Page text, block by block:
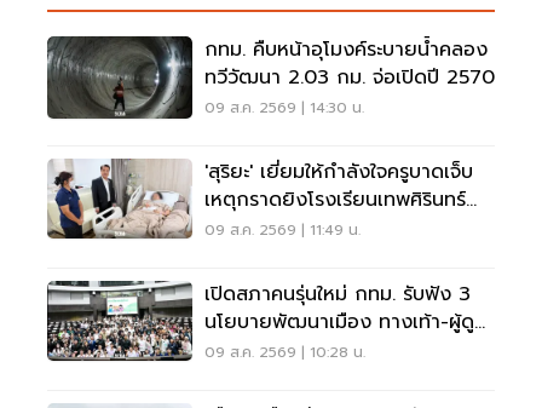
กทม. คืบหน้าอุโมงค์ระบายน้ำคลอง
ทวีวัฒนา 2.03 กม. จ่อเปิดปี 2570
09 ส.ค. 2569 | 14:30 น.
'สุริยะ' เยี่ยมให้กำลังใจครูบาดเจ็บ
เหตุกราดยิงโรงเรียนเทพศิรินทร์
นนทบุรี
09 ส.ค. 2569 | 11:49 น.
เปิดสภาคนรุ่นใหม่ กทม. รับฟัง 3
นโยบายพัฒนาเมือง ทางเท้า-ผู้ดู
แลออทิสติก-จักรยาน
09 ส.ค. 2569 | 10:28 น.